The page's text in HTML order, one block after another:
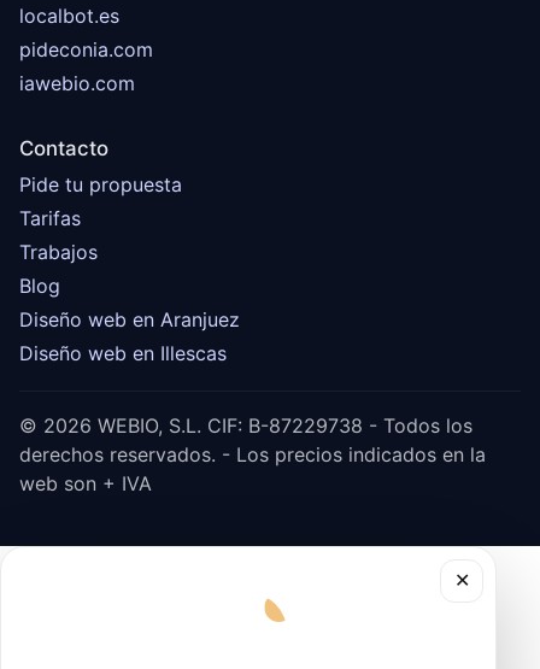
localbot.es
pideconia.com
iawebio.com
Contacto
Pide tu propuesta
Tarifas
Trabajos
Blog
Diseño web en Aranjuez
Diseño web en Illescas
© 2026 WEBIO, S.L. CIF: B-87229738 - Todos los
derechos reservados. - Los precios indicados en la
web son + IVA
✕